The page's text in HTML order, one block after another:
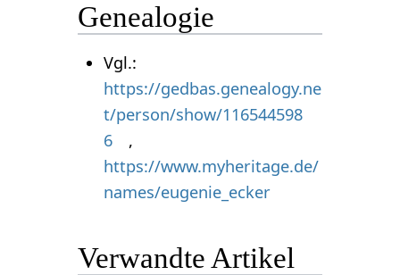
Genealogie
Vgl.:
https://gedbas.genealogy.ne
t/person/show/116544598
6
,
https://www.myheritage.de/
names/eugenie_ecker
Verwandte Artikel